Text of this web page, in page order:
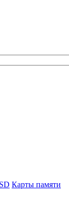
Карты памяти